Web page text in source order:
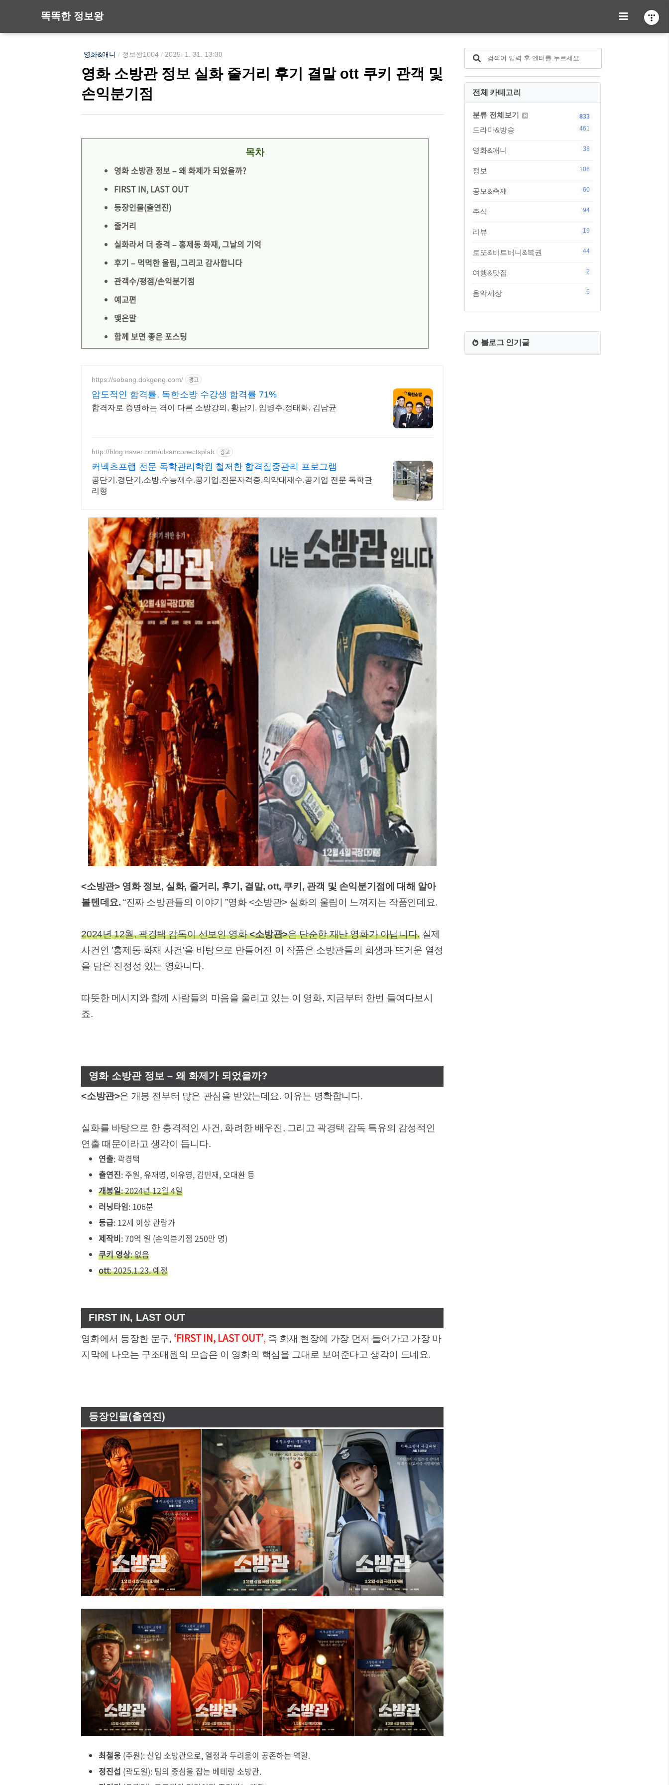
똑똑한 정보왕
영화&애니 / 정보왕1004 / 2025. 1. 31. 13:30
영화 소방관 정보 실화 줄거리 후기 결말 ott 쿠키 관객 및
손익분기점
목차
영화 소방관 정보 – 왜 화제가 되었을까?
FIRST IN, LAST OUT
등장인물(출연진)
줄거리
실화라서 더 충격 – 홍제동 화재, 그날의 기억
후기 – 먹먹한 울림, 그리고 감사합니다
관객수/평점/손익분기점
예고편
맺은말
함께 보면 좋은 포스팅
https://sobang.dokgong.com/ 광고
압도적인 합격률, 독한소방 수강생 합격률 71%
합격자로 증명하는 격이 다른 소방강의, 황남기, 임병주,정태화, 김남균
http://blog.naver.com/ulsanconectsplab 광고
커넥츠프랩 전문 독학관리학원 철저한 합격집중관리 프로그램
공단기.경단기.소방.수능재수.공기업.전문자격증.의약대재수.공기업 전문 독학관
리형
<소방관> 영화 정보, 실화, 줄거리, 후기, 결말, ott, 쿠키, 관객 및 손익분기점에 대해 알아
볼텐데요. “진짜 소방관들의 이야기 ”영화 <소방관> 실화의 울림이 느껴지는 작품인데요.
2024년 12월, 곽경택 감독이 선보인 영화<소방관>은 단순한 재난 영화가 아닙니다.실제
사건인 '홍제동 화재 사건'을 바탕으로 만들어진 이 작품은 소방관들의 희생과 뜨거운 열정
을 담은 진정성 있는 영화니다.
따뜻한 메시지와 함께 사람들의 마음을 울리고 있는 이 영화, 지금부터 한번 들여다보시
죠.
영화 소방관 정보 – 왜 화제가 되었을까?
<소방관>은 개봉 전부터 많은 관심을 받았는데요. 이유는 명확합니다.
실화를 바탕으로 한 충격적인 사건, 화려한 배우진, 그리고 곽경택 감독 특유의 감성적인
연출 때문이라고 생각이 듭니다.
연출: 곽경택
출연진: 주원, 유재명, 이유영, 김민재, 오대환 등
개봉일: 2024년 12월 4일
러닝타임: 106분
등급: 12세 이상 관람가
제작비: 70억 원 (손익분기점 250만 명)
쿠키 영상: 없음
ott: 2025.1.23. 예정
FIRST IN, LAST OUT
영화에서 등장한 문구, ‘FIRST IN, LAST OUT’, 즉 화재 현장에 가장 먼저 들어가고 가장 마
지막에 나오는 구조대원의 모습은 이 영화의 핵심을 그대로 보여준다고 생각이 드네요.
등장인물(출연진)
최철웅 (주원): 신입 소방관으로, 열정과 두려움이 공존하는 역할.
정진섭 (곽도원): 팀의 중심을 잡는 베테랑 소방관.
전체 카테고리
분류 전체보기 833
드라마&방송 461
영화&애니 38
정보 106
공모&축제 60
주식 94
리뷰 19
로또&비트버니&복권 44
여행&맛집 2
음악세상 5
블로그 인기글